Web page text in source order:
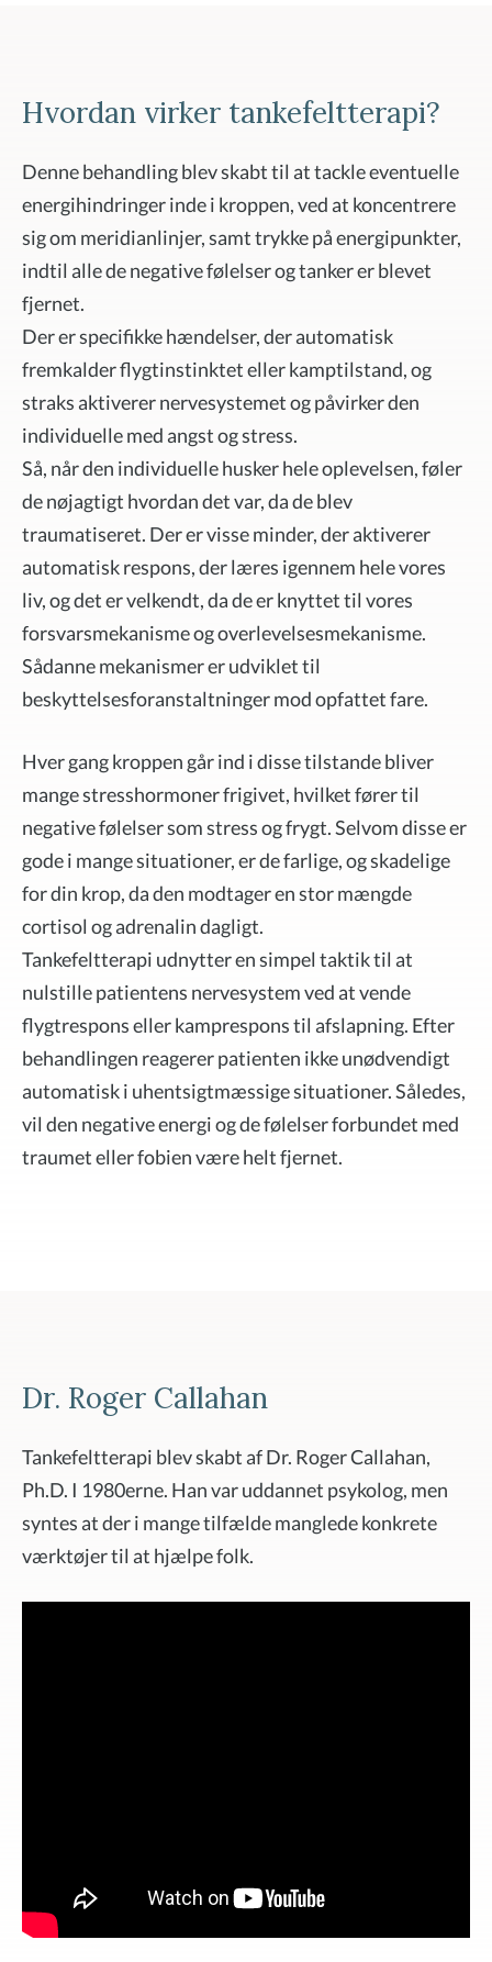
Hvordan virker tankefeltterapi?
Denne behandling blev skabt til at tackle eventuelle
energihindringer inde i kroppen, ved at koncentrere
sig om meridianlinjer, samt trykke på energipunkter,
indtil alle de negative følelser og tanker er blevet
fjernet.
Der er specifikke hændelser, der automatisk
fremkalder flygtinstinktet eller kamptilstand, og
straks aktiverer nervesystemet og påvirker den
individuelle med angst og stress.
Så, når den individuelle husker hele oplevelsen, føler
de nøjagtigt hvordan det var, da de blev
traumatiseret. Der er visse minder, der aktiverer
automatisk respons, der læres igennem hele vores
liv, og det er velkendt, da de er knyttet til vores
forsvarsmekanisme og overlevelsesmekanisme.
Sådanne mekanismer er udviklet til
beskyttelsesforanstaltninger mod opfattet fare.
Hver gang kroppen går ind i disse tilstande bliver
mange stresshormoner frigivet, hvilket fører til
negative følelser som stress og frygt. Selvom disse er
gode i mange situationer, er de farlige, og skadelige
for din krop, da den modtager en stor mængde
cortisol og adrenalin dagligt.
Tankefeltterapi udnytter en simpel taktik til at
nulstille patientens nervesystem ved at vende
flygtrespons eller kamprespons til afslapning. Efter
behandlingen reagerer patienten ikke unødvendigt
automatisk i uhentsigtmæssige situationer. Således,
vil den negative energi og de følelser forbundet med
traumet eller fobien være helt fjernet.
Dr. Roger Callahan
Tankefeltterapi blev skabt af Dr. Roger Callahan,
Ph.D. I 1980erne. Han var uddannet psykolog, men
syntes at der i mange tilfælde manglede konkrete
værktøjer til at hjælpe folk.